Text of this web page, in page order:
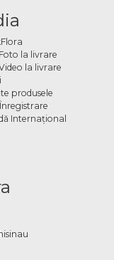
la livrare
la livrare
produsele
Internațional